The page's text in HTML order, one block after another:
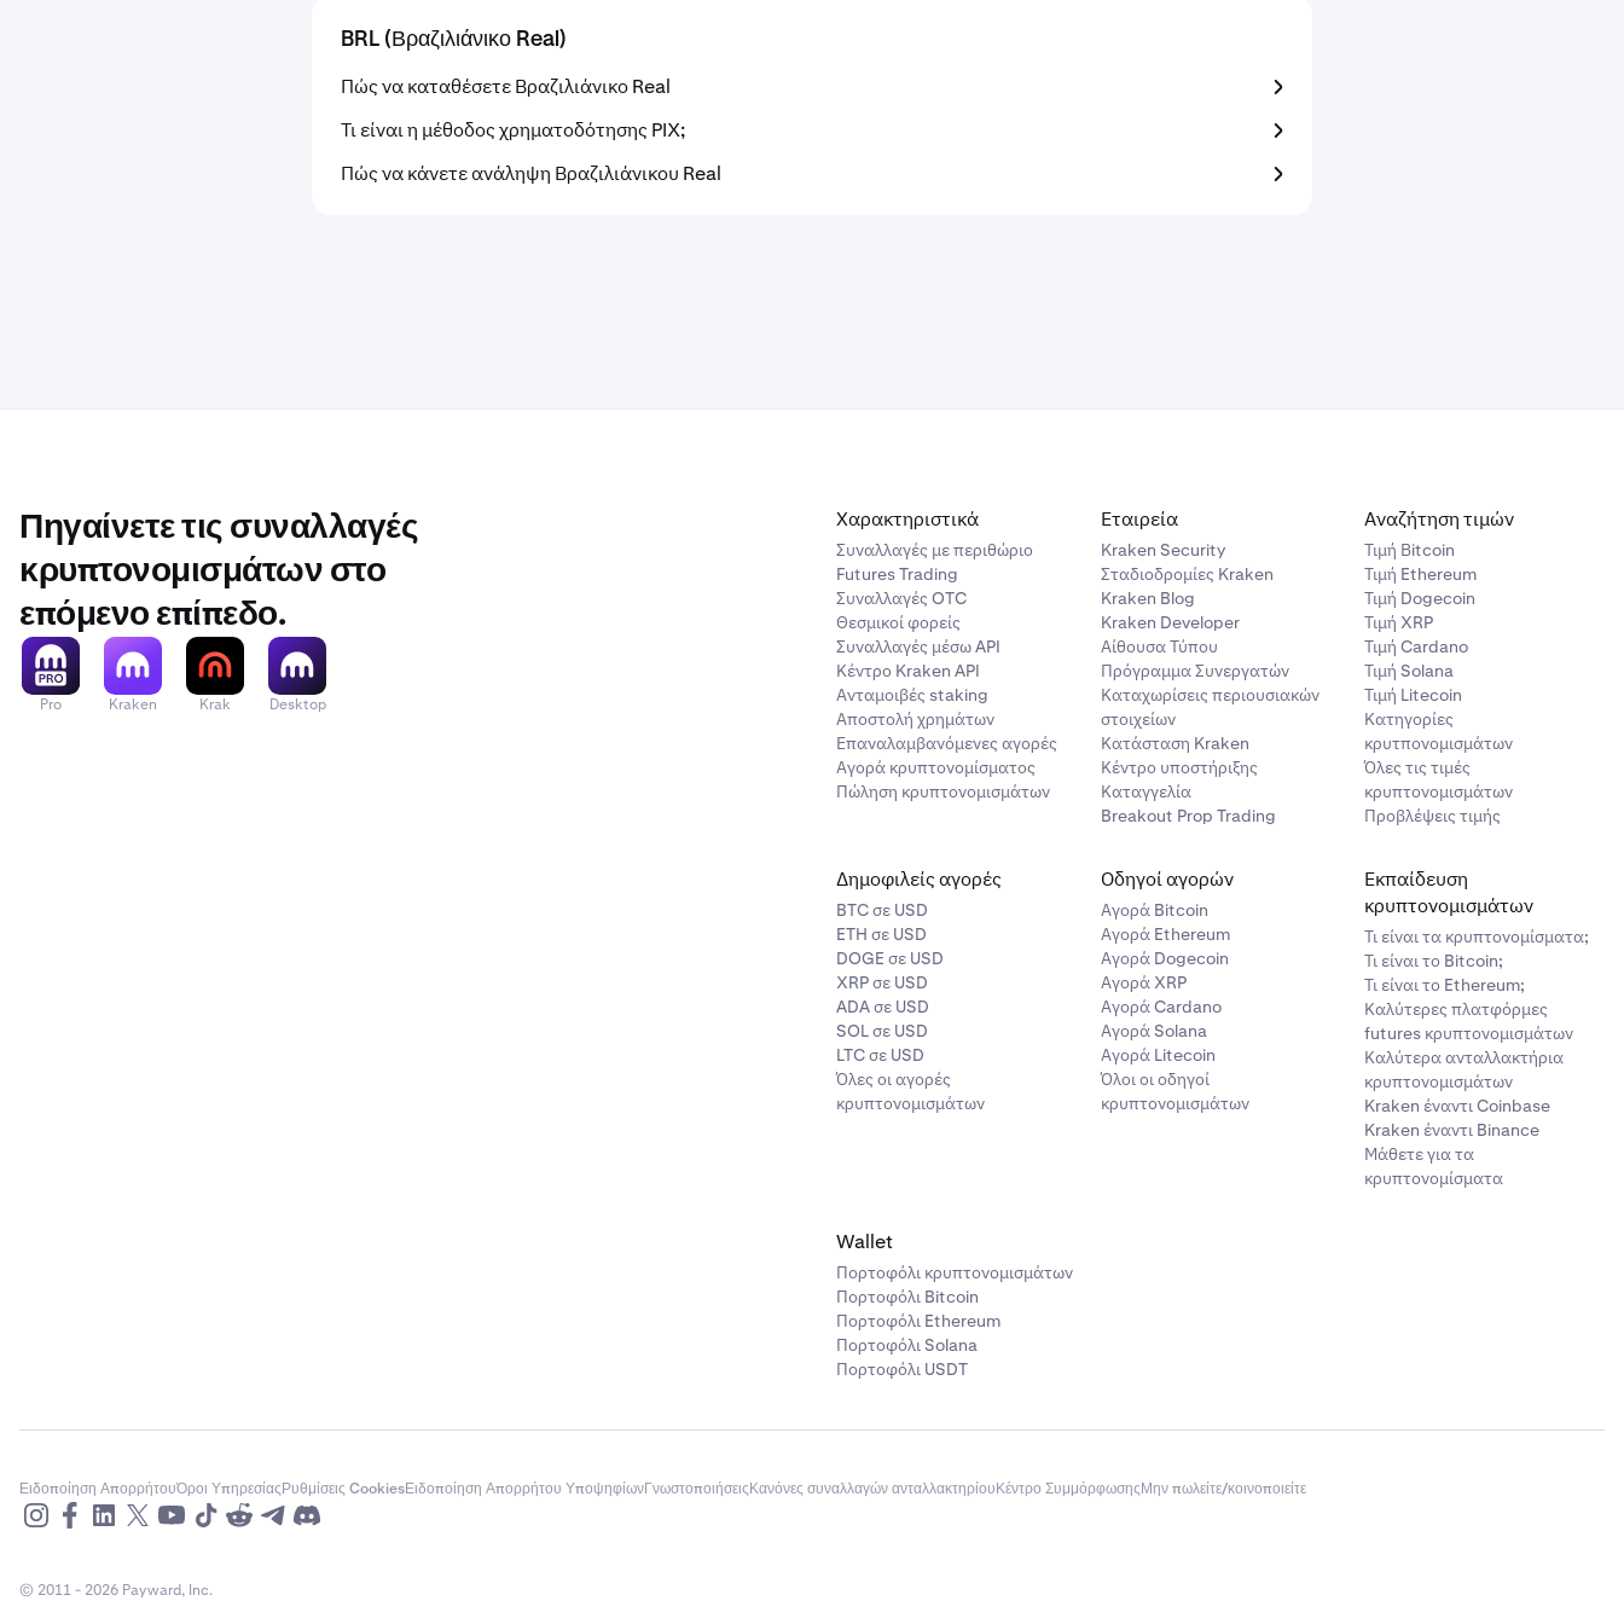
BRL (Βραζιλιάνικο Real)
Πώς να καταθέσετε Βραζιλιάνικο Real
Τι είναι η μέθοδος χρηματοδότησης PIX;
Πώς να κάνετε ανάληψη Βραζιλιάνικου Real
Πηγαίνετε τις συναλλαγές
κρυπτονομισμάτων στο
επόμενο επίπεδο.
Pro Kraken Krak Desktop
Χαρακτηριστικά
Συναλλαγές με περιθώριο
Futures Trading
Συναλλαγές OTC
Θεσμικοί φορείς
Συναλλαγές μέσω API
Κέντρο Kraken API
Ανταμοιβές staking
Αποστολή χρημάτων
Επαναλαμβανόμενες αγορές
Αγορά κρυπτονομίσματος
Πώληση κρυπτονομισμάτων
Εταιρεία
Kraken Security
Σταδιοδρομίες Kraken
Kraken Blog
Kraken Developer
Αίθουσα Τύπου
Πρόγραμμα Συνεργατών
Καταχωρίσεις περιουσιακών
στοιχείων
Κατάσταση Kraken
Κέντρο υποστήριξης
Καταγγελία
Breakout Prop Trading
Αναζήτηση τιμών
Τιμή Βitcoin
Τιμή Ethereum
Τιμή Dogecoin
Τιμή XRP
Τιμή Cardano
Τιμή Solana
Τιμή Litecoin
Κατηγορίες
κρυτπονομισμάτων
Όλες τις τιμές
κρυπτονομισμάτων
Προβλέψεις τιμής
Δημοφιλείς αγορές
BTC σε USD
ETH σε USD
DOGE σε USD
XRP σε USD
ADA σε USD
SOL σε USD
LTC σε USD
Όλες οι αγορές
κρυπτονομισμάτων
Οδηγοί αγορών
Αγορά Bitcoin
Αγορά Ethereum
Αγορά Dogecoin
Αγορά XRP
Αγορά Cardano
Αγορά Solana
Αγορά Litecoin
Όλοι οι οδηγοί
κρυπτονομισμάτων
Εκπαίδευση
κρυπτονομισμάτων
Τι είναι τα κρυπτονομίσματα;
Τι είναι το Bitcoin;
Τι είναι το Ethereum;
Καλύτερες πλατφόρμες
futures κρυπτονομισμάτων
Καλύτερα ανταλλακτήρια
κρυπτονομισμάτων
Kraken έναντι Coinbase
Kraken έναντι Binance
Μάθετε για τα
κρυπτονομίσματα
Wallet
Πορτοφόλι κρυπτονομισμάτων
Πορτοφόλι Bitcoin
Πορτοφόλι Ethereum
Πορτοφόλι Solana
Πορτοφόλι USDT
Ειδοποίηση ΑπορρήτουΌροι ΥπηρεσίαςΡυθμίσεις CookiesΕιδοποίηση Απορρήτου ΥποψηφίωνΓνωστοποιήσειςΚανόνες συναλλαγών ανταλλακτηρίουΚέντρο ΣυμμόρφωσηςΜην πωλείτε/κοινοποιείτε
© 2011 - 2026 Payward, Inc.